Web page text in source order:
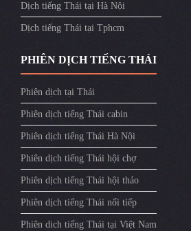
Dịch tiếng Thái tại Hà Nội
Dịch tiếng Thái tại Tphcm
PHIÊN DỊCH TIẾNG THÁI
Phiên dịch tại Thái
Phiên dịch tiếng Thái cabin
Phiên dịch tiếng Thái Hà Nội
Phiên dịch tiếng Thái hội chợ
Phiên dịch tiếng Thái hội thảo
Phiên dịch tiếng Thái nối tiếp
Phiên dich tiếng Thái tại Việt Nam